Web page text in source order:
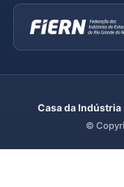
Casa da
©